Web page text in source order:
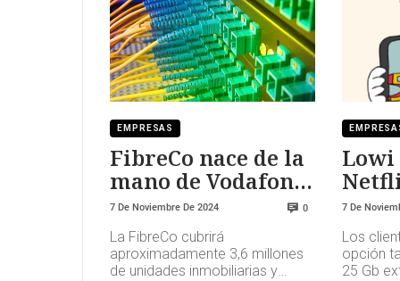
EMPRESAS
FibreCo nace de la
mano de Vodafone
y Telefónica
7 De Noviembre De 2024 0
La FibreCo cubrirá
aproximadamente 3,6 millones
de unidades inmobiliarias y
sus
y
7 De
Los
opción
25 Gb